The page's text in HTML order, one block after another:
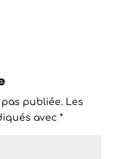
publiée. Les
avec *